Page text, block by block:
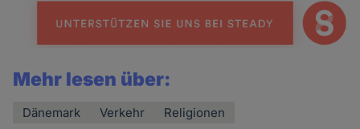
Mehr lesen über:
Dänemark Verkehr Religionen